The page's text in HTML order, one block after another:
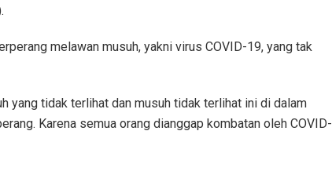
melawan musuh, yakni virus COVID-19, yang tak
yang tidak terlihat dan musuh tidak terlihat ini di dalam
Karena semua orang dianggap kombatan oleh COVID-